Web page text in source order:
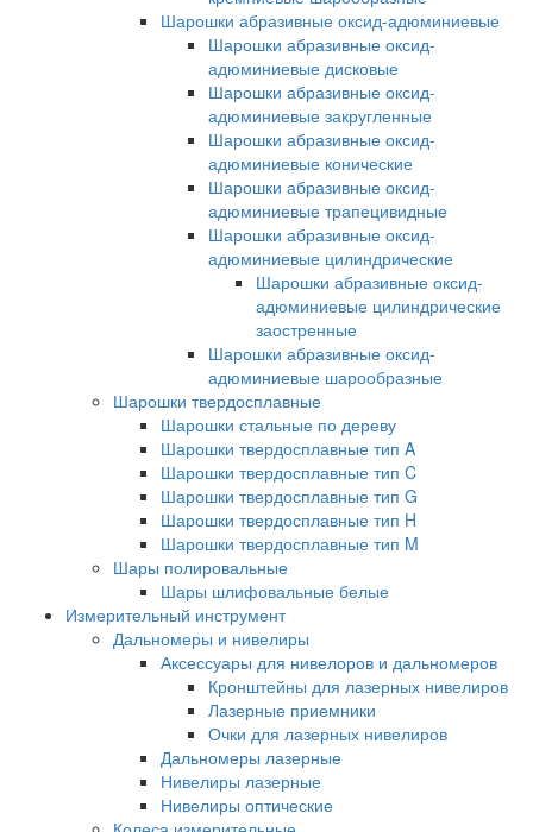
Шарошки абразивные оксид-адюминиевые
Шарошки абразивные оксид-
адюминиевые дисковые
Шарошки абразивные оксид-
адюминиевые закругленные
Шарошки абразивные оксид-
адюминиевые конические
Шарошки абразивные оксид-
адюминиевые трапецивидные
Шарошки абразивные оксид-
адюминиевые цилиндрические
Шарошки абразивные оксид-
адюминиевые цилиндрические
заостренные
Шарошки абразивные оксид-
адюминиевые шарообразные
Шарошки твердосплавные
Шарошки стальные по дереву
Шарошки твердосплавные тип A
Шарошки твердосплавные тип C
Шарошки твердосплавные тип G
Шарошки твердосплавные тип H
Шарошки твердосплавные тип M
Шары полировальные
Шары шлифовальные белые
Измерительный инструмент
Дальномеры и нивелиры
Аксессуары для нивелоров и дальномеров
Кронштейны для лазерных нивелиров
Лазерные приемники
Очки для лазерных нивелиров
Дальномеры лазерные
Нивелиры лазерные
Нивелиры оптические